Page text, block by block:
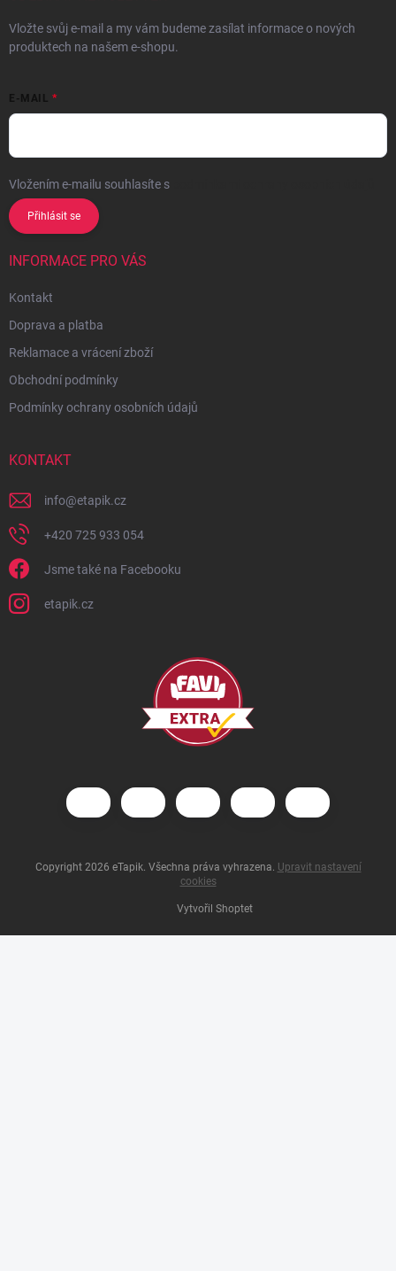
Vložte svůj e-mail a my vám budeme zasílat informace o nových
produktech na našem e-shopu.
E-MAIL
Vložením e-mailu souhlasíte s
Přihlásit se
INFORMACE PRO VÁS
Kontakt
Doprava a platba
Reklamace a vrácení zboží
Obchodní podmínky
Podmínky ochrany osobních údajů
KONTAKT
info@etapik.cz
+420 725 933 054
Jsme také na Facebooku
etapik.cz
Vytvořil Shoptet
Copyright 2026 eTapik. Všechna práva vyhrazena. Upravit nastavení
cookies